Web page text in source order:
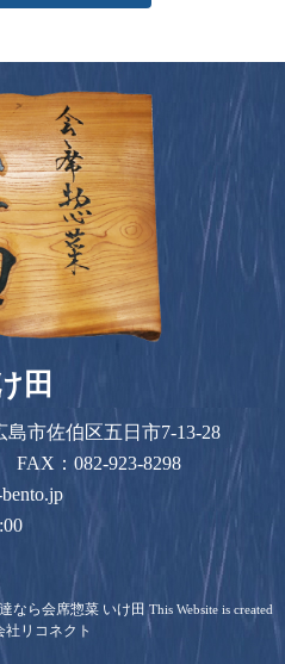
田
島市佐伯区五日市7-13-28
FAX：082-923-8298
なら会席惣菜 いけ田 This Website is created
社リコネクト